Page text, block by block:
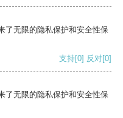
了无限的隐私保护和安全性保
支持[0] 反对[0]
了无限的隐私保护和安全性保